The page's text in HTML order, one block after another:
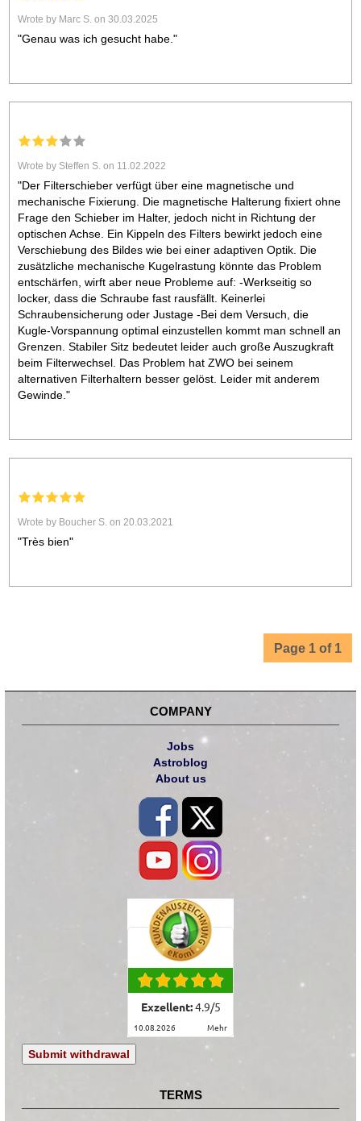
Wrote by Marc S. on 30.03.2025
"Genau was ich gesucht habe."
Wrote by Steffen S. on 11.02.2022
"Der Filterschieber verfügt über eine magnetische und
mechanische Fixierung. Die magnetische Halterung fixiert ohne
Frage den Schieber im Halter, jedoch nicht in Richtung der
optischen Achse. Ein Kippeln des Filters bewirkt jedoch eine
Verschiebung des Bildes wie bei einer adaptiven Optik. Die
zusätzliche mechanische Kugelrastung könnte das Problem
entschärfen, wirft aber neue Probleme auf: -Werkseitig so
locker, dass die Schraube fast rausfällt. Keinerlei
Schraubensicherung oder Justage -Bei dem Versuch, die
Kugle-Vorspannung optimal einzustellen kommt man schnell an
Grenzen. Stabiler Sitz bedeutet leider auch große Auszugkraft
beim Filterwechsel. Das Problem hat ZWO bei seinem
alternativen Filterhaltern besser gelöst. Leider mit anderem
Gewinde."
Wrote by Boucher S. on 20.03.2021
"Très bien"
Page 1 of 1
COMPANY
Jobs
Astroblog
About us
Exzellent:4.9/5
10.08.2026 mehr
Submit withdrawal
TERMS